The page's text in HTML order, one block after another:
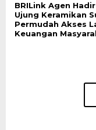
BRILink Agen
Ujung Keramikan
Permudah Akses
Keuangan